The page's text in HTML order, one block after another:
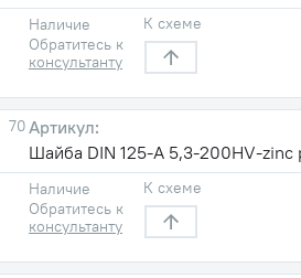
Наличие
Обратитесь к
консультанту
К схеме
70
Шайба DIN 125-A 5,3-200HV-zinc
Наличие
Обратитесь к
консультанту
К схеме